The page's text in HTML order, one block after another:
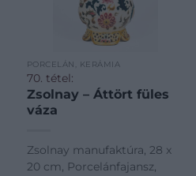
PORCELÁN, KERÁMIA
70. tétel:
Zsolnay – Áttört füles
váza
Zsolnay manufaktúra, 28 x
20 cm, Porcelánfajansz,